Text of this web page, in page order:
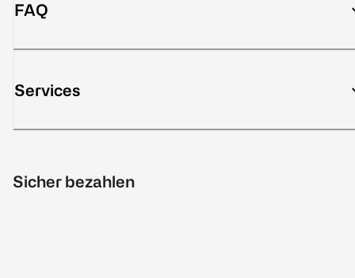
FAQ
Services
Sicher bezahlen